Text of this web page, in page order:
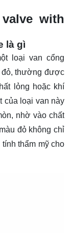
with
là gì
loại van cổng
đỏ, thường được
lỏng hoặc khí
của loại van này
nhờ vào chất
đỏ không chỉ
thẩm mỹ cho